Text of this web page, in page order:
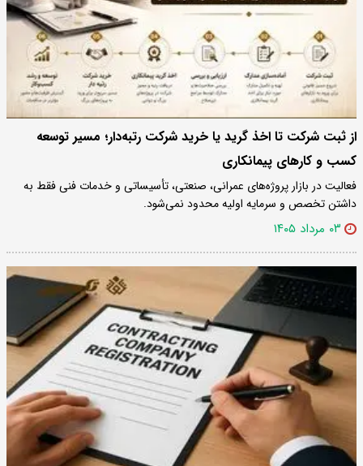
از ثبت شرکت تا اخذ گرید یا خرید شرکت رتبه‌دار؛ مسیر توسعه
کسب و کارهای پیمانکاری
فعالیت در بازار پروژه‌های عمرانی، صنعتی، تأسیساتی و خدمات فنی فقط به
داشتن تخصص و سرمایه اولیه محدود نمی‌شود.
۰۳ مرداد ۱۴۰۵